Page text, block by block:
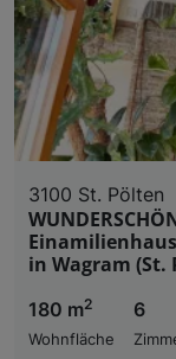
3100 St. Pölten
Einamilienhaus
in Wagram (St.
180 m2
Wohnfläche
6